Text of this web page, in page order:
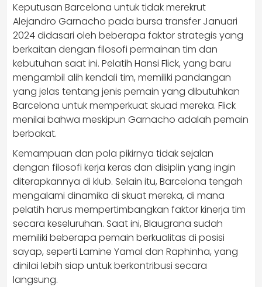
​Keputusan Barcelona untuk tidak merekrut
Alejandro Garnacho pada bursa transfer Januari
2024 didasari oleh beberapa faktor strategis yang
berkaitan dengan filosofi permainan tim dan
kebutuhan saat ini.​ Pelatih Hansi Flick, yang baru
mengambil alih kendali tim, memiliki pandangan
yang jelas tentang jenis pemain yang dibutuhkan
Barcelona untuk memperkuat skuad mereka. Flick
menilai bahwa meskipun Garnacho adalah pemain
berbakat.
Kemampuan dan pola pikirnya tidak sejalan
dengan filosofi kerja keras dan disiplin yang ingin
diterapkannya di klub. Selain itu, Barcelona tengah
mengalami dinamika di skuat mereka, di mana
pelatih harus mempertimbangkan faktor kinerja tim
secara keseluruhan. Saat ini, Blaugrana sudah
memiliki beberapa pemain berkualitas di posisi
sayap, seperti Lamine Yamal dan Raphinha, yang
dinilai lebih siap untuk berkontribusi secara
langsung.